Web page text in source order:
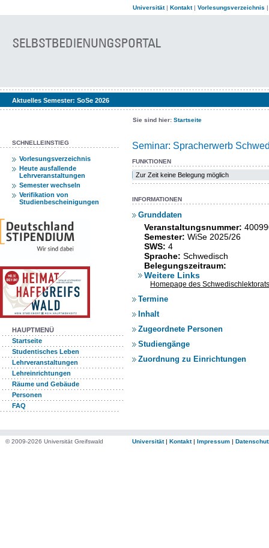
Universität| Kontakt| Vorlesungsverzeichnis
Aktuelles Semester: SoSe 2026
Sie sind hier: Startseite
SCHNELLEINSTIEG
Vorlesungsverzeichnis
Heute ausfallende
Lehrveranstaltungen
Semester wechseln
Verifikation von
Studienbescheinigungen
HAUPTMENÜ
Startseite
Studentisches Leben
Lehrveranstaltungen
Lehreinrichtungen
Räume und Gebäude
Personen
FAQ
Seminar: Spracherwerb
FUNKTIONEN
Zur Zeit keine Belegung möglich
INFORMATIONEN
Grunddaten
Veranstaltungsnummer:
Semester: WiSe 2025/26
SWS: 4
Sprache: Schwedisch
Belegungszeitraum:
Weitere Links
Homepage des Schwedischlektorats
Termine
Inhalt
Zugeordnete Personen
Studiengänge
Zuordnung zu Einrichtungen
© 2009-2026 Universität Greifswald Universität| Kontakt| Impressum |